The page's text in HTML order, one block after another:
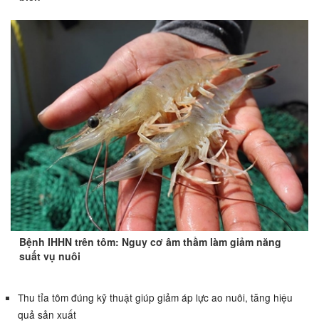
Bệnh IHHN trên tôm: Nguy cơ âm thầm làm giảm năng
suất vụ nuôi
Thu tỉa tôm đúng kỹ thuật giúp giảm áp lực ao nuôi, tăng hiệu
quả sản xuất